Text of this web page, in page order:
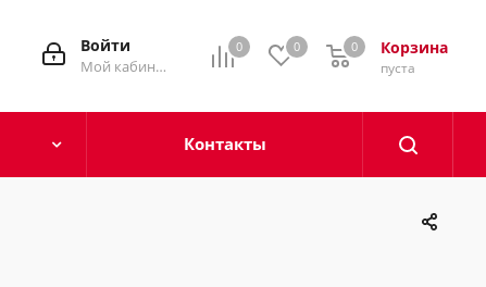
0 0 Корзина
0
пуста
0
Войти
Мой кабинет
Контакты